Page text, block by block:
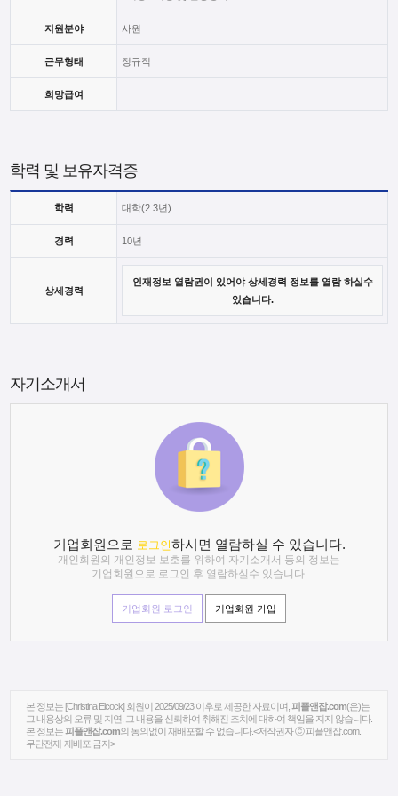
지원분야 사원
근무형태 정규직
희망급여
학력 및 보유자격증
학력 대학(2.3년)
경력 10년
상세경력
인재정보 열람권이 있어야 상세경력 정보를 열람 하실수
있습니다.
자기소개서
기업회원으로 로그인하시면 열람하실 수 있습니다.
개인회원의 개인정보 보호를 위하여 자기소개서 등의 정보는
기업회원으로 로그인 후 열람하실수 있습니다.
기업회원 로그인 기업회원 가입
본 정보는 [Christina Elcock] 회원이 2025/09/23 이후로 제공한 자료이며, 피플앤잡.com(은)는
그 내용상의 오류 및 지연, 그 내용을 신뢰하여 취해진 조치에 대하여 책임을 지지 않습니다.
본 정보는피플앤잡.com의 동의없이 재배포할 수 없습니다.<저작권자 ⓒ 피플앤잡.com.
무단전재-재배포 금지>